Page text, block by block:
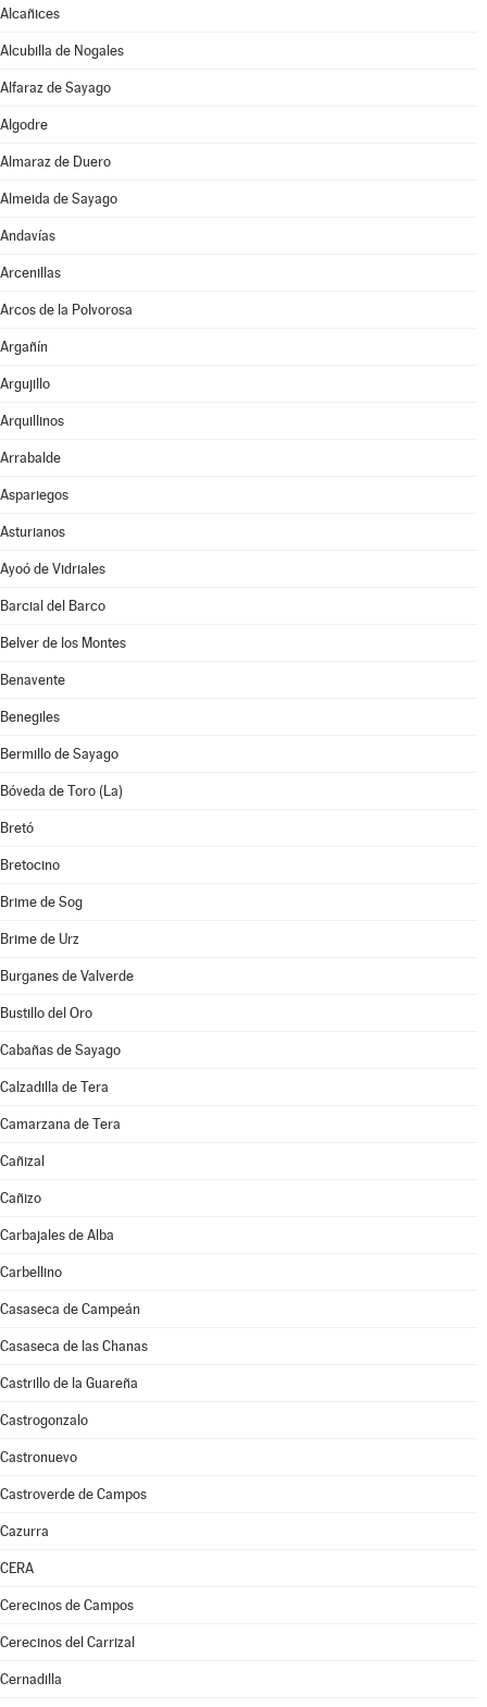
Alcañices
Alcubilla de Nogales
Alfaraz de Sayago
Algodre
Almaraz de Duero
Almeida de Sayago
Andavías
Arcenillas
Arcos de la Polvorosa
Argañín
Argujillo
Arquillinos
Arrabalde
Aspariegos
Asturianos
Ayoó de Vidriales
Barcial del Barco
Belver de los Montes
Benavente
Benegiles
Bermillo de Sayago
Bóveda de Toro (La)
Bretó
Bretocino
Brime de Sog
Brime de Urz
Burganes de Valverde
Bustillo del Oro
Cabañas de Sayago
Calzadilla de Tera
Camarzana de Tera
Cañizal
Cañizo
Carbajales de Alba
Carbellino
Casaseca de Campeán
Casaseca de las Chanas
Castrillo de la Guareña
Castrogonzalo
Castronuevo
Castroverde de Campos
Cazurra
CERA
Cerecinos de Campos
Cerecinos del Carrizal
Cernadilla